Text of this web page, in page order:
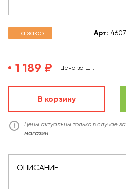
На заказ Арт:
1 189 ₽ Цена за шт.
В корзину
Цены актуальны только в случае
магазин
ОПИСАНИЕ